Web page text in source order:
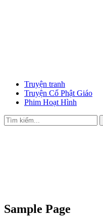
Truyện tranh
Truyện Cổ Phật Giáo
Phim Hoạt Hình
Sample Page